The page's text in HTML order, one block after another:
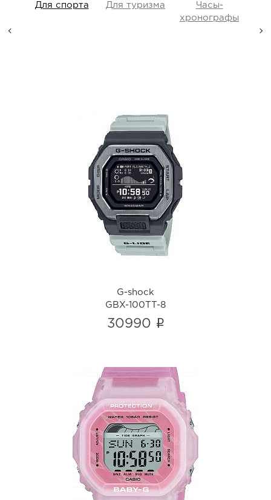
Для спорта Для туризма
Часы-
хронографы
G-shock
GBX-100TT-8
i
G-shock
GBX-100TT-8
30990 i
Baby-G
BLX-565S-4
i